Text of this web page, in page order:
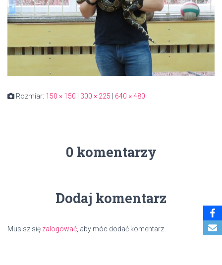
Rozmiar: 150 × 150 | 300 × 225 | 640 × 480
0 komentarzy
Dodaj komentarz
Musisz się zalogować , aby móc dodać komentarz.